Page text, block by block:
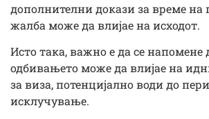
дополнителни докази за време на
жалба може да влијае на исходот.
Исто така, важно е да се напомене
одбивањето може да влијае на
за виза, потенцијално води до
исклучување.